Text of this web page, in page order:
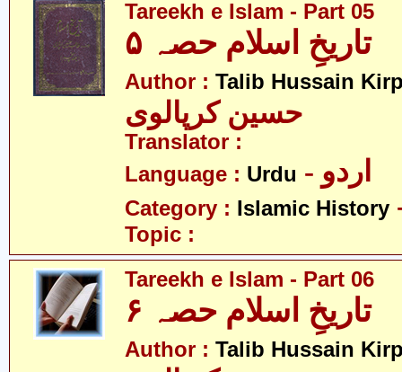
Tareekh e Islam - Part 05
تاریخِ اسلام حصہ ۵
Author : Talib Hussain
حسین کرپالوی
Translator :
Language : Urdu - اردو
Category : Islamic History
Topic :
Tareekh e Islam - Part 06
تاریخِ اسلام حصہ ۶
Author : Talib Hussain